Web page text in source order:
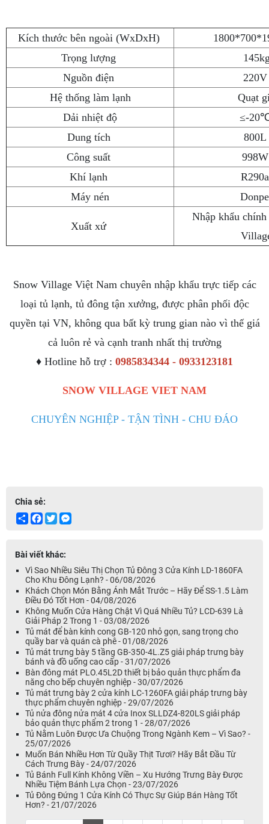
Kích thước bên ngoài (WxDxH)
Trọng lượng
Nguồn điện
Hệ thống làm lạnh
Quạt
Dải nhiệt độ
≤-
Dung tích
800L
Công suất
Khí lạnh
Máy nén
Xuất xứ
Nhập khẩu
Snow Village Việt Nam chuyên nhập khẩu trực tiếp các
loại tủ lạnh, tủ đông tận xưởng, được phân phối độc
quyền tại VN, không qua bất kỳ trung gian nào vì thế giá
cả luôn rẻ và cạnh tranh nhất thị trường
♦ Hotline hỗ trợ : 0985834344 - 0933123181
SNOW VILLAGE VIET NAM
CHUYÊN NGHIỆP - TẬN TÌNH - CHU ĐÁO
Chia sẻ:
ShareFacebook
Twitter
Bài viết khác:
Vì Sao Nhiều Siêu Thị Chọn Tủ Đông 3 Cửa Kính LD-1860FA
Cho Khu Đông Lạnh? - 06/08/2026
Khách Chọn Món Bằng Ánh Mắt Trước – Hãy Để SS-1.5 Làm
Điều Đó Tốt Hơn - 04/08/2026
Không Muốn Cửa Hàng Chật Vì Quá Nhiều Tủ? LCD-639 Là
Giải Pháp 2 Trong 1 - 03/08/2026
Tủ mát để bàn kính cong GB-120 nhỏ gọn, sang trọng cho
quầy bar và quán cà phê - 01/08/2026
Tủ mát trưng bày 5 tầng GB-350-4L.Z5 giải pháp trưng bày
bánh và đồ uống cao cấp - 31/07/2026
Bàn đông mát PLO.45L2D thiết bị bảo quản thực phẩm đa
năng cho bếp chuyên nghiệp - 30/07/2026
Tủ mát trưng bày 2 cửa kính LC-1260FA giải pháp trưng bày
thực phẩm chuyên nghiệp - 29/07/2026
Tủ nửa đông nửa mát 4 cửa Inox SLLDZ4-820LS giải pháp
bảo quản thực phẩm 2 trong 1 - 28/07/2026
Tủ Nằm Luôn Được Ưa Chuộng Trong Ngành Kem – Vì Sao? -
25/07/2026
Muốn Bán Nhiều Hơn Từ Quầy Thịt Tươi? Hãy Bắt Đầu Từ
Cách Trưng Bày - 24/07/2026
Tủ Bánh Full Kính Không Viền – Xu Hướng Trưng Bày Được
Nhiều Tiệm Bánh Lựa Chọn - 23/07/2026
Tủ Đông Đứng 1 Cửa Kính Có Thực Sự Giúp Bán Hàng Tốt
Hơn? - 21/07/2026